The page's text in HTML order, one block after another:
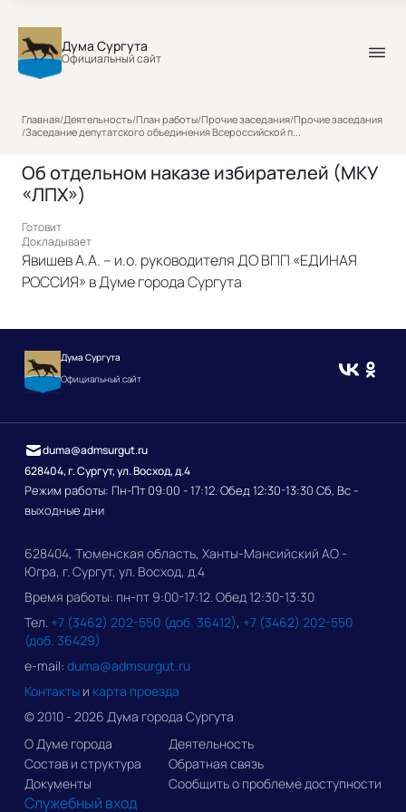
Дума Сургута
Официальный сайт
Главная/Деятельность/План работы/Прочие заседания/Прочие заседания
/Заседание депутатского объединения Всероссийской п...
Об отдельном наказе избирателей (МКУ
«ЛПХ»)
Готовит
Докладывает
Явишев А.А. – и.о. руководителя ДО ВПП «ЕДИНАЯ
РОССИЯ» в Думе города Сургута
Дума Сургута
Официальный сайт
628404, г. Сургут, ул. Восход, д.4
Режим работы: Пн-Пт 09:00 - 17:12. Обед 12:30-13:30 Сб, Вс -
выходные дни
duma@admsurgut.ru
628404, Тюменская область, Ханты-Мансийский АО -
Югра, г. Сургут, ул. Восход, д.4
Время работы: пн-пт 9:00-17:12. Обед 12:30-13:30
Тел. +7 (3462) 202-550 (доб. 36412), +7 (3462) 202-550
(доб. 36429)
e-mail: duma@admsurgut.ru
Контакты и карта проезда
© 2010 - 2026 Дума города Сургута
О Думе города
Состав и структура
Документы
Деятельность
Обратная связь
Сообщить о проблеме доступности
Служебный вход